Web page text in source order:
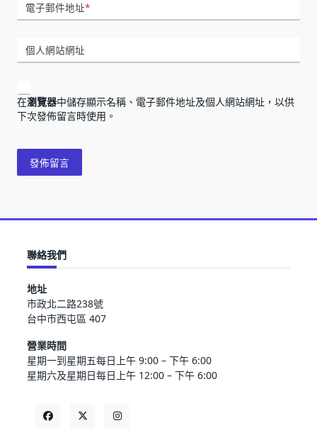
電子郵件地址*
個人網站網址
在瀏覽器中儲存顯示名稱、電子郵件地址及個人網站網址，以供
下次發佈留言時使用。
聯絡我們
地址
市政北二路238號
台中市西屯區 407
營業時間
星期一到星期五每日上午 9:00 – 下午 6:00
星期六及星期日每日上午 12:00 – 下午 6:00